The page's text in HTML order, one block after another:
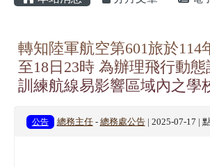
轉知陸軍航空第601旅於114
至18日23時 為辦理飛行動
訓練航線易影響區域內之學
公告 總務主任- 總務處公告| 2025-07-17 |